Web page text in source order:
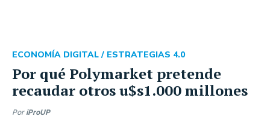
Por qué Polymarket pretende
recaudar otros u$s1.000 millones
ECONOMÍA DIGITAL / ESTRATEGIAS 4.0
Por iProUP